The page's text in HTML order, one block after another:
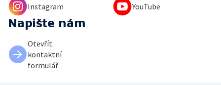
Instagram YouTube
Napište nám
Otevřít
kontaktní
formulář